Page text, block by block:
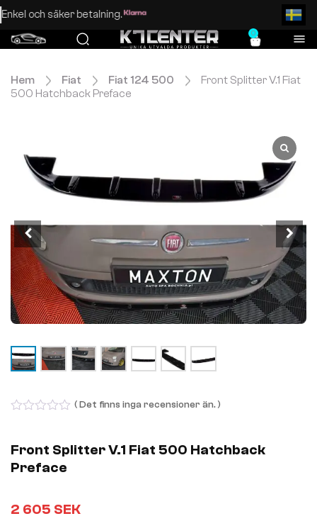
Enkel och säker betalning.
0
Hem Fiat Fiat 124 500
Front Splitter V.1 Fiat
500 Hatchback Preface
of
5
( Det finns inga recensioner än. )
Front Splitter V.1 Fiat 500 Hatchback
Preface
2 605 SEK